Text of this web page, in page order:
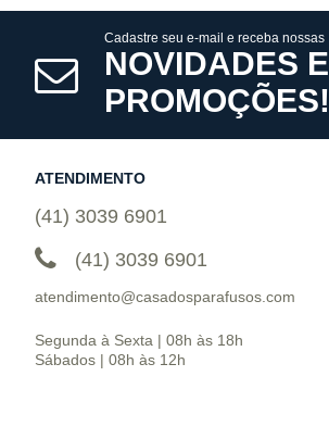
Cadastre seu e-mail e receba nossas
NOVIDADES E
PROMOÇÕES!
ATENDIMENTO
(41) 3039 6901
(41) 3039 6901
atendimento@casadosparafusos.com
Segunda à Sexta | 08h às 18h
Sábados | 08h às 12h